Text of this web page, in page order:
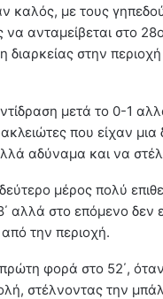
καλός, με τους
να ανταμείβεται στο
διαρκείας στην
μετά το 0-1
που είχαν
αδύναμα και να
μέρος πολύ
αλλά στο επόμενο δεν
την περιοχή.
φορά στο 52΄,
στέλνοντας την